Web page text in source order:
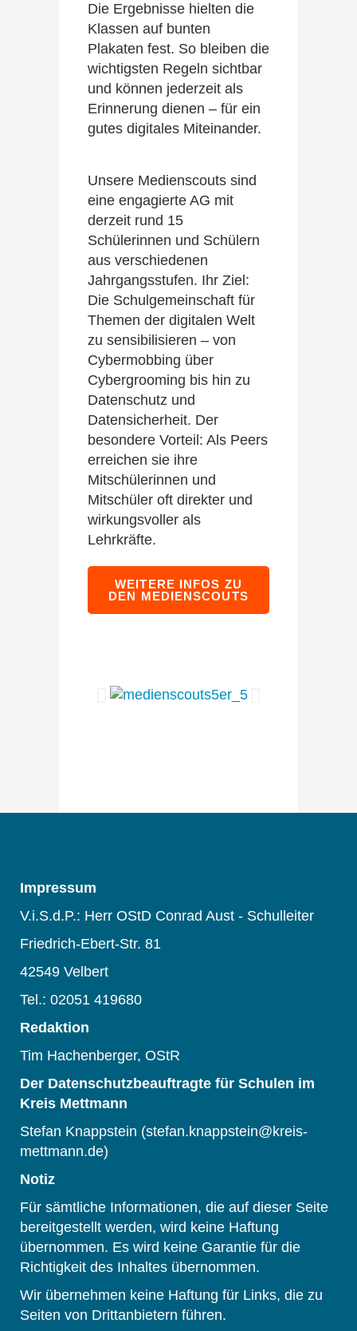
Die Ergebnisse hielten die
Klassen auf bunten
Plakaten fest. So bleiben die
wichtigsten Regeln sichtbar
und können jederzeit als
Erinnerung dienen – für ein
gutes digitales Miteinander.
Unsere Medienscouts sind
eine engagierte AG mit
derzeit rund 15
Schülerinnen und Schülern
aus verschiedenen
Jahrgangsstufen. Ihr Ziel:
Die Schulgemeinschaft für
Themen der digitalen Welt
zu sensibilisieren – von
Cybermobbing über
Cybergrooming bis hin zu
Datenschutz und
Datensicherheit. Der
besondere Vorteil: Als Peers
erreichen sie ihre
Mitschülerinnen und
Mitschüler oft direkter und
wirkungsvoller als
Lehrkräfte.
WEITERE INFOS ZU
DEN MEDIENSCOUTS
Impressum
V.i.S.d.P.: Herr OStD Conrad Aust - Schulleiter
Friedrich-Ebert-Str. 81
42549 Velbert
Tel.: 02051 419680
Redaktion
Tim Hachenberger, OStR
Der Datenschutzbeauftragte für Schulen im
Kreis Mettmann
Stefan Knappstein (stefan.knappstein@kreis-
mettmann.de)
Notiz
Für sämtliche Informationen, die auf dieser Seite
bereitgestellt werden, wird keine Haftung
übernommen. Es wird keine Garantie für die
Richtigkeit des Inhaltes übernommen.
Wir übernehmen keine Haftung für Links, die zu
Seiten von Drittanbietern führen.